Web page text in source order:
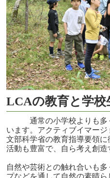
LCAの教育と学校
通常の小学校よりも多く
います。アクティブイマー
文部科学省の教育指導要領
活動も豊富で、自ら考え創造
自然や芸術との触れ合いも